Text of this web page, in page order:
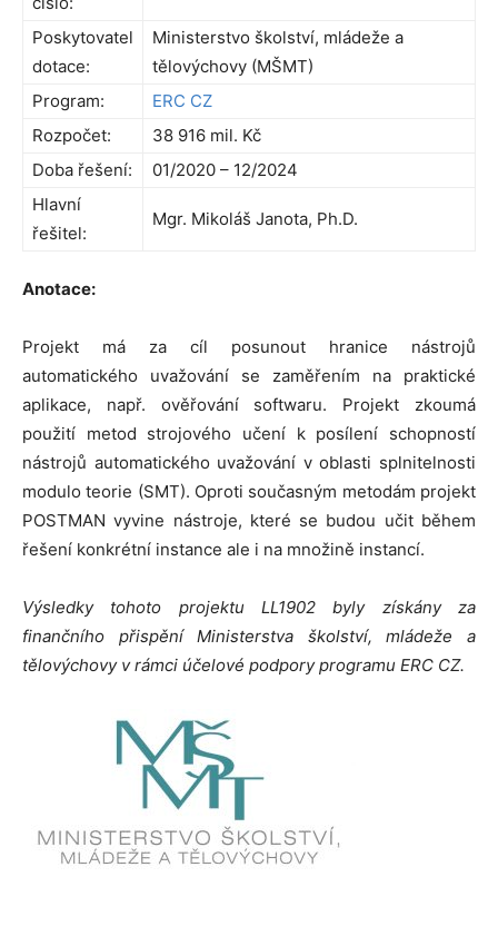
Poskytovatel
dotace:
Ministerstvo školství, mládeže a
tělovýchovy (MŠMT)
Program:
ERC CZ
Rozpočet:
38 916 mil. Kč
Doba řešení:
01/2020 – 12/2024
Hlavní
řešitel:
Mgr. Mikoláš Janota, Ph.D.
Anotace:
Projekt má za cíl posunout hranice nástrojů
automatického uvažování se zaměřením na praktické
aplikace, např. ověřování softwaru. Projekt zkoumá
použití metod strojového učení k posílení schopností
nástrojů automatického uvažování v oblasti splnitelnosti
modulo teorie (SMT). Oproti současným metodám projekt
POSTMAN vyvine nástroje, které se budou učit během
řešení konkrétní instance ale i na množině instancí.
Výsledky tohoto projektu LL1902 byly získány za
finančního přispění Ministerstva školství, mládeže a
tělovýchovy v rámci účelové podpory programu ERC CZ.